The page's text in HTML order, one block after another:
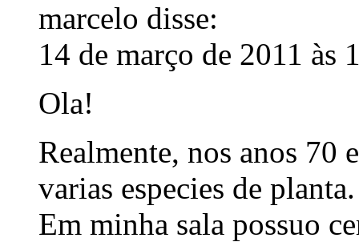
marcelo disse:
14 de março de 2011 às
Ola!
Realmente, nos anos 70
varias especies de planta.
Em minha sala possuo